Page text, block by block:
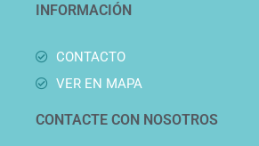
INFORMACIÓN
CONTACTO
VER EN MAPA
CONTACTE CON NOSOTROS